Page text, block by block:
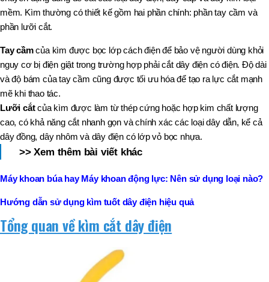
mềm. Kìm thường có thiết kế gồm hai phần chính: phần tay cầm và
phần lưỡi cắt.
Tay cầmcủa kìm được bọc lớp cách điện để bảo vệ người dùng khỏi
nguy cơ bị điện giật trong trường hợp phải cắt dây điện có điện. Độ dài
và độ bám của tay cầm cũng được tối ưu hóa để tạo ra lực cắt mạnh
mẽ khi thao tác.
Lưỡi cắtcủa kìm được làm từ thép cứng hoặc hợp kim chất lượng
cao, có khả năng cắt nhanh gọn và chính xác các loại dây dẫn, kể cả
dây đồng, dây nhôm và dây điện có lớp vỏ bọc nhựa.
>> Xem thêm bài viết khác
Máy khoan búa hay Máy khoan động lực: Nên sử dụng loại nào?
Hướng dẫn sử dụng kìm tuốt dây điện hiệu quả
Tổng quan về kìm cắt dây điện